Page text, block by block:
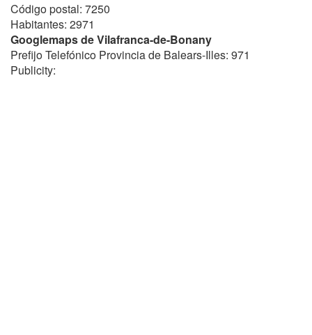
Código postal: 7250
Habitantes: 2971
Googlemaps de Vilafranca-de-Bonany
Prefijo Telefónico Provincia de Balears-Illes: 971
Publicity: